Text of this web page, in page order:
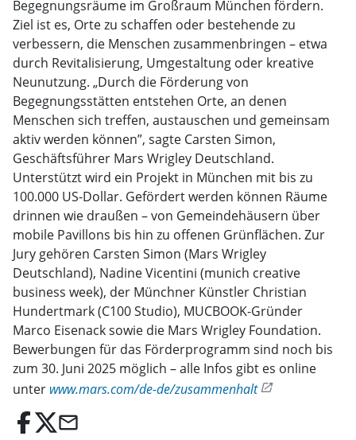
Begegnungsräume im Großraum München fördern.
Ziel ist es, Orte zu schaffen oder bestehende zu
verbessern, die Menschen zusammenbringen – etwa
durch Revitalisierung, Umgestaltung oder kreative
Neunutzung. „Durch die Förderung von
Begegnungsstätten entstehen Orte, an denen
Menschen sich treffen, austauschen und gemeinsam
aktiv werden können”, sagte Carsten Simon,
Geschäftsführer Mars Wrigley Deutschland.
Unterstützt wird ein Projekt in München mit bis zu
100.000 US-Dollar. Gefördert werden können Räume
drinnen wie draußen – von Gemeindehäusern über
mobile Pavillons bis hin zu offenen Grünflächen. Zur
Jury gehören Carsten Simon (Mars Wrigley
Deutschland), Nadine Vicentini (munich creative
business week), der Münchner Künstler Christian
Hundertmark (C100 Studio), MUCBOOK-Gründer
Marco Eisenack sowie die Mars Wrigley Foundation.
Bewerbungen für das Förderprogramm sind noch bis
zum 30. Juni 2025 möglich – alle Infos gibt es online
unter www.mars.com/de-de/zusammenhalt
email